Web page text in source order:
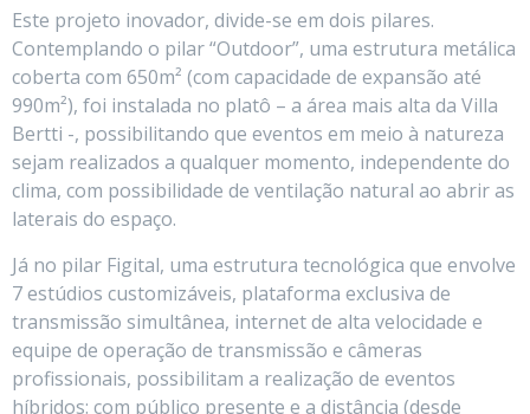
Este projeto inovador, divide-se em dois pilares.
Contemplando o pilar “Outdoor”, uma estrutura metálica
coberta com 650m² (com capacidade de expansão até
990m²), foi instalada no platô – a área mais alta da Villa
Bertti -, possibilitando que eventos em meio à natureza
sejam realizados a qualquer momento, independente do
clima, com possibilidade de ventilação natural ao abrir as
laterais do espaço.
Já no pilar Figital, uma estrutura tecnológica que envolve
7 estúdios customizáveis, plataforma exclusiva de
transmissão simultânea, internet de alta velocidade e
equipe de operação de transmissão e câmeras
profissionais, possibilitam a realização de eventos
híbridos: com público presente e a distância (desde